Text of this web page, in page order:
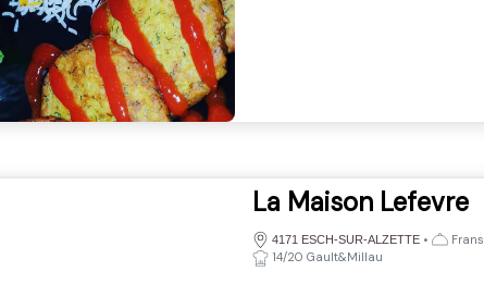
La Maison Lefevre
4171 ESCH-SUR-ALZETTE •
Frans
14/20 Gault&Millau